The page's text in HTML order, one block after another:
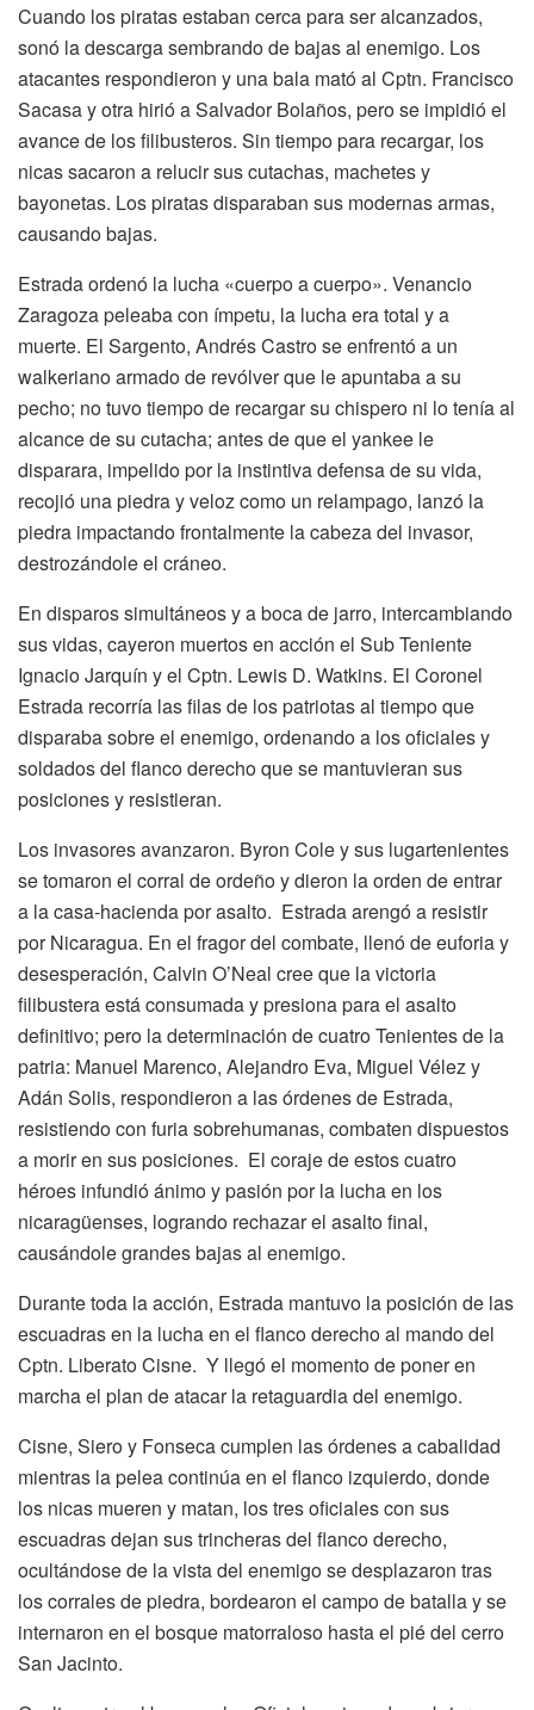
Cuando los piratas estaban cerca para ser alcanzados,
sonó la descarga sembrando de bajas al enemigo. Los
atacantes respondieron y una bala mató al Cptn. Francisco
Sacasa y otra hirió a Salvador Bolaños, pero se impidió el
avance de los filibusteros. Sin tiempo para recargar, los
nicas sacaron a relucir sus cutachas, machetes y
bayonetas. Los piratas disparaban sus modernas armas,
causando bajas.
Estrada ordenó la lucha «cuerpo a cuerpo». Venancio
Zaragoza peleaba con ímpetu, la lucha era total y a
muerte. El Sargento, Andrés Castro se enfrentó a un
walkeriano armado de revólver que le apuntaba a su
pecho; no tuvo tiempo de recargar su chispero ni lo tenía al
alcance de su cutacha; antes de que el yankee le
disparara, impelido por la instintiva defensa de su vida,
recojió una piedra y veloz como un relampago, lanzó la
piedra impactando frontalmente la cabeza del invasor,
destrozándole el cráneo.
En disparos simultáneos y a boca de jarro, intercambiando
sus vidas, cayeron muertos en acción el Sub Teniente
Ignacio Jarquín y el Cptn. Lewis D. Watkins. El Coronel
Estrada recorría las filas de los patriotas al tiempo que
disparaba sobre el enemigo, ordenando a los oficiales y
soldados del flanco derecho que se mantuvieran sus
posiciones y resistieran.
Los invasores avanzaron. Byron Cole y sus lugartenientes
se tomaron el corral de ordeño y dieron la orden de entrar
a la casa-hacienda por asalto. Estrada arengó a resistir
por Nicaragua. En el fragor del combate, llenó de euforia y
desesperación, Calvin O’Neal cree que la victoria
filibustera está consumada y presiona para el asalto
definitivo; pero la determinación de cuatro Tenientes de la
patria: Manuel Marenco, Alejandro Eva, Miguel Vélez y
Adán Solis, respondieron a las órdenes de Estrada,
resistiendo con furia sobrehumanas, combaten dispuestos
a morir en sus posiciones. El coraje de estos cuatro
héroes infundió ánimo y pasión por la lucha en los
nicaragüenses, logrando rechazar el asalto final,
causándole grandes bajas al enemigo.
Durante toda la acción, Estrada mantuvo la posición de las
escuadras en la lucha en el flanco derecho al mando del
Cptn. Liberato Cisne. Y llegó el momento de poner en
marcha el plan de atacar la retaguardia del enemigo.
Cisne, Siero y Fonseca cumplen las órdenes a cabalidad
mientras la pelea continúa en el flanco izquierdo, donde
los nicas mueren y matan, los tres oficiales con sus
escuadras dejan sus trincheras del flanco derecho,
ocultándose de la vista del enemigo se desplazaron tras
los corrales de piedra, bordearon el campo de batalla y se
internaron en el bosque matorraloso hasta el pié del cerro
San Jacinto.